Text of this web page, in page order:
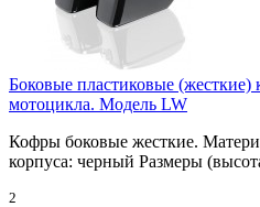
Боковые пластиковые (жесткие)
мотоцикла. Модель LW
Кофры боковые жесткие.
корпуса: черный Размеры
2